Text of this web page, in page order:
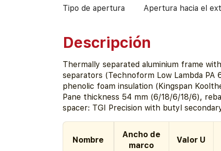
Tipo de apertura Apertura hacia el
Descripción
Thermally separated aluminium frame
separators (Technoform Low Lambda PA
phenolic foam insulation (Kingspan
Pane thickness 54 mm (6/18/6/18/6),
spacer: TGI Precision with butyl
Nombre
Ancho de
marco
Valor U